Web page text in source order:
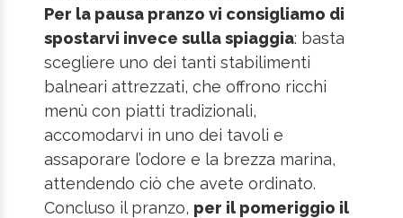
Per la pausa pranzo vi consigliamo di
spostarvi invece sulla spiaggia: basta
scegliere uno dei tanti stabilimenti
balneari attrezzati, che offrono ricchi
menù con piatti tradizionali,
accomodarvi in uno dei tavoli e
assaporare l’odore e la brezza marina,
attendendo ciò che avete ordinato.
Concluso il pranzo, per il pomeriggio il